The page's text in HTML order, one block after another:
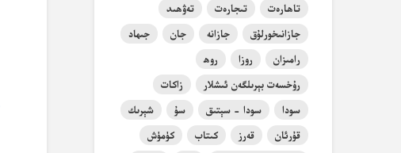
تاھارەت
تىجارەت
تەۋھىد
جازانىخورلۇق
جازانە جان
جىھاد
رامىزان
روزا
روھ
رۇخسەت بېرىلگەن ئىشلار
زاكات
سودا
سودا - سېتىق سۇ
شېرىك
قۇرئان
قەرز كىتاب
كۈمۈش